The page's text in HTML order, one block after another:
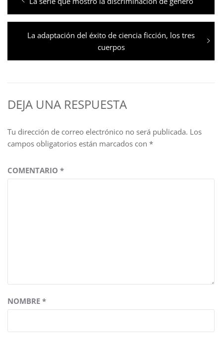
de
entradas
anterior:
Entrada
La adaptación del éxito de ciencia ficción, los tres
cuerpos
DEJA UNA RESPUESTA
Tu dirección de correo electrónico no será publicada. Los
campos obligatorios están marcados con *
COMENTARIO *
NOMBRE *